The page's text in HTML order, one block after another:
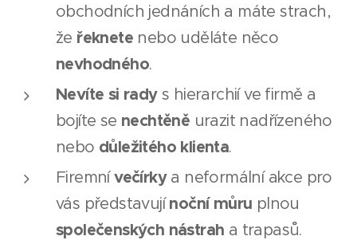
obchodních jednáních a máte strach,
že řeknete nebo uděláte něco
nevhodného.
Nevíte si radys hierarchií ve firmě a
bojíte se nechtěně urazit nadřízeného
nebo důležitého klienta.
Firemnívečírky a neformální akce pro
vás představujínoční můru plnou
společenských nástrah a trapasů.